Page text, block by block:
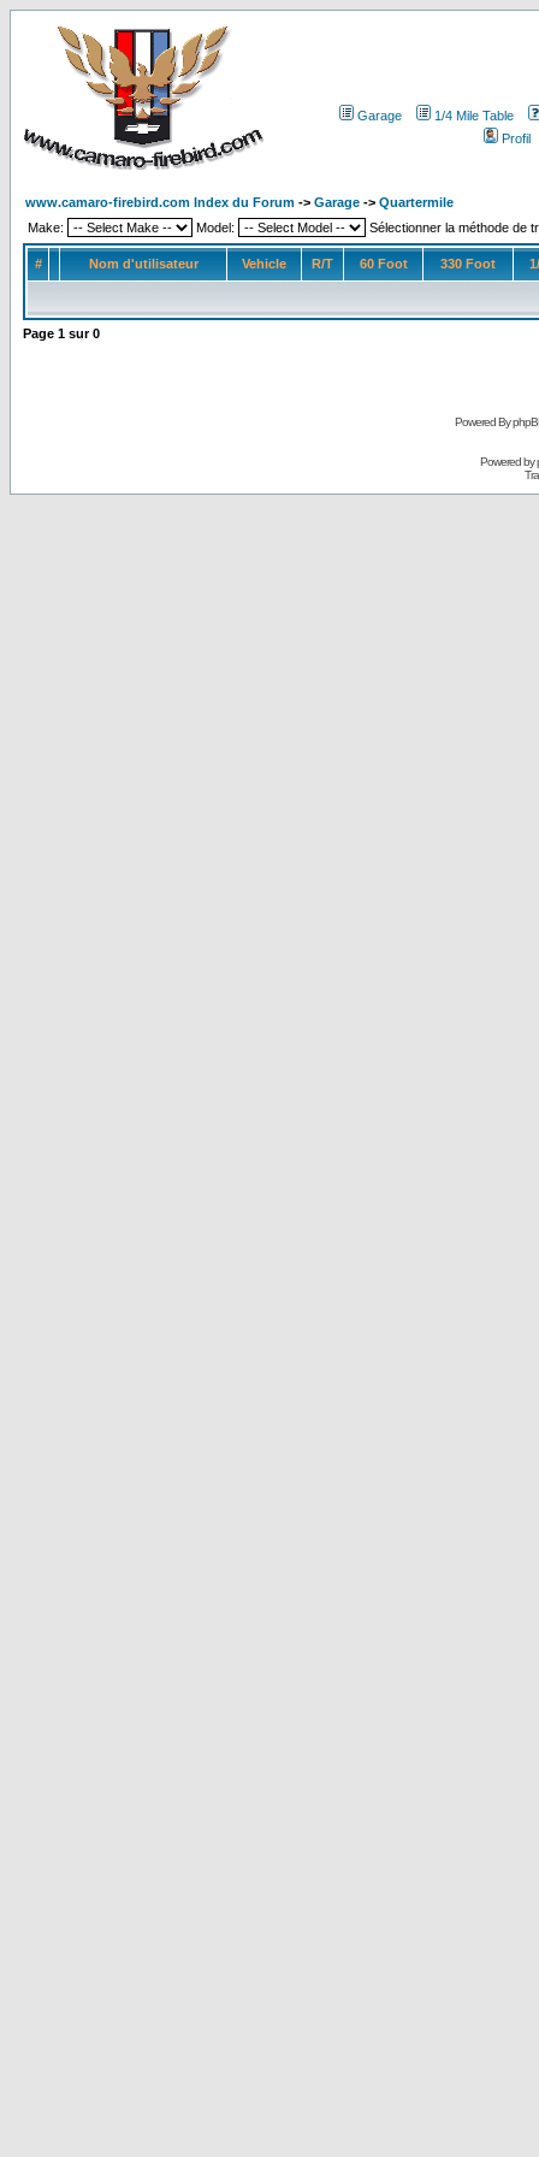
Garage
1/4 Mile Table
Profil
www.camaro-firebird.com Index du Forum -> Garage -> Quartermile
Make:
Model: Sélectionner la méthode de
# Nom d'utilisateur Vehicle R/T 60 Foot 330 Foot
Page 1 sur0
Powered By
Powered by